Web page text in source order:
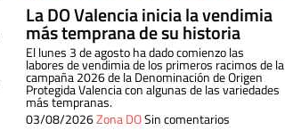
La DO Valencia inicia la vendimia
más temprana de su historia
El lunes 3 de agosto ha dado comienzo las
labores de vendimia de los primeros racimos de la
campaña 2026 de la Denominación de Origen
Protegida Valencia con algunas de las variedades
más tempranas.
03/08/2026Zona DOSin comentarios